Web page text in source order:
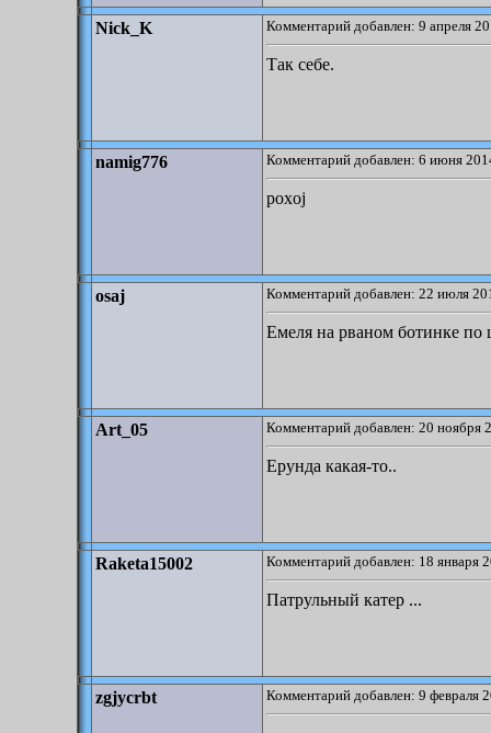
Nick_K Комментарий добавлен: 9 апреля
Так себе.
namig776 Комментарий добавлен: 6 июня
poxoj
osaj Комментарий добавлен: 22 июля
Емеля на рваном ботинке
Art_05 Комментарий добавлен: 20 ноября
Ерунда какая-то..
Raketa15002 Комментарий добавлен: 18 января
Патрульный катер ...
zgjycrbt Комментарий добавлен: 9 февраля